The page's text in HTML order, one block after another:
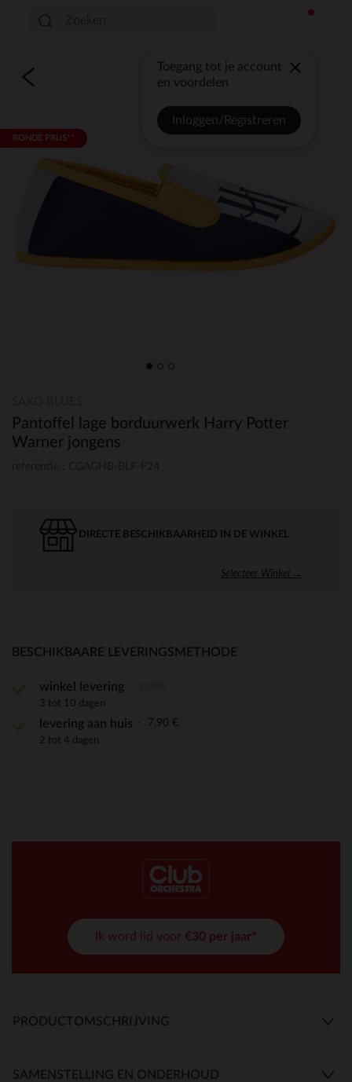
Toegang tot je account
en voordelen
Inloggen/Registreren
RONDE PRIJS**
Pantoffel lage borduurwerk Harry Potter
Warner jongens
DIRECTE BESCHIKBAARHEID IN DE WINKEL
Selecteer Winkel →
BESCHIKBAARE LEVERINGSMETHODE
winkel levering
3 tot 10 dagen
levering aan huis 7,90 €
2 tot 4 dagen
Ik word lid voor €30 per jaar*
PRODUCTOMSCHRIJVING
SAMENSTELLING EN ONDERHOUD